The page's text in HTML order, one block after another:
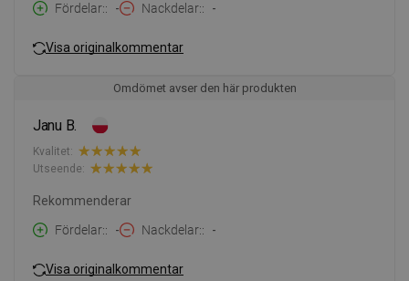
Fördelar:
- Nackdelar: -
Visa originalkommentar
Omdömet avser den här produkten
Janu B.
Kvalitet:
Utseende:
Rekommenderar
Fördelar:
- Nackdelar: -
Visa originalkommentar